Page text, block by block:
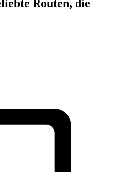
Routen, die